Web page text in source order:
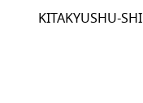
KITAKYUSHU-SHI